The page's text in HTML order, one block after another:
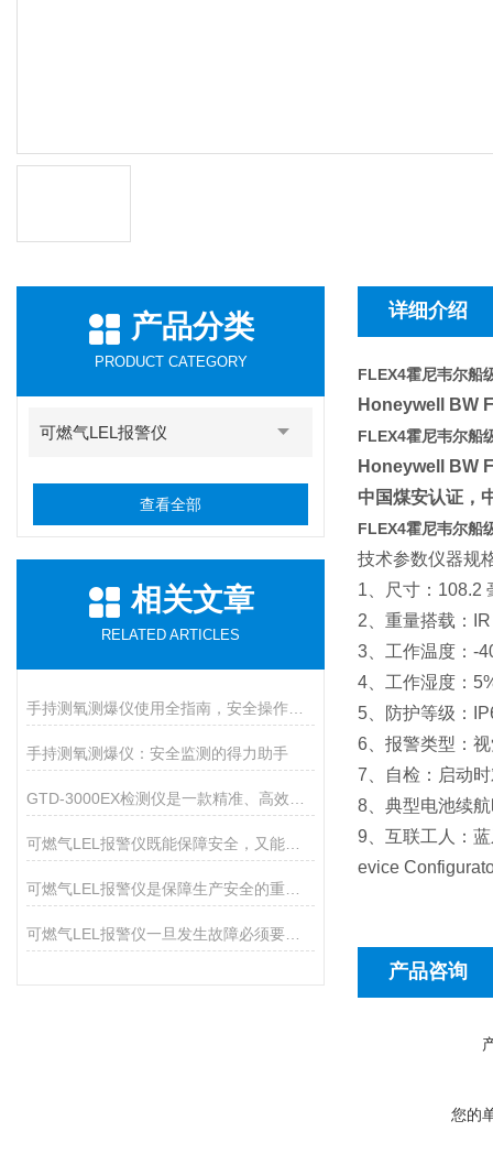
产品分类
PRODUCT CATEGORY
可燃气LEL报警仪
查看全部
相关文章
RELATED ARTICLES
手持测氧测爆仪：安全监测的得力助手
详细介绍
FLEX4霍尼韦尔船
Honeywell BW
FLEX4霍尼韦尔船
Honeywell BW
中国煤安认证，
FLEX4霍尼韦尔船
技术参数仪器规
1、尺寸：108.2
2、重量搭载：
3、工作温度：-
4、工作湿度：
5、防护等级：
6、报警类型：
7、自检：启动
8、典型电池续
9、互联工人：
evice
产品咨询
您的